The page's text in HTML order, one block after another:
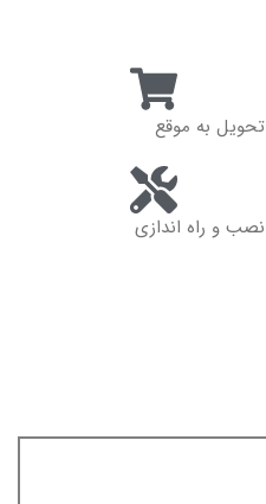
تحویل به موقع
نصب و راه اندازی